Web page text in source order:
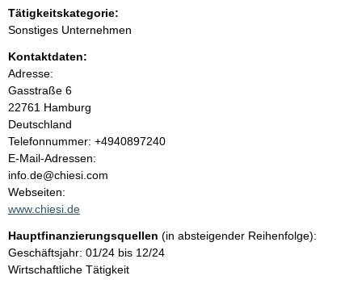
n
i
n
h
a
l
t
Tätigkeitskategorie:
Sonstiges Unternehmen
Kontaktdaten:
Adresse:
Gasstraße 6
22761 Hamburg
Deutschland
K
o
n
t
a
t
i
n
Telefonnummer: +4940897240
E-Mail-Adressen:
info.de@chiesi.com
Webseiten:
www.chiesi.de
Hauptfinanzierungsquellen (in absteigender Reihenfolge):
Geschäftsjahr: 01/24 bis 12/24
Wirtschaftliche Tätigkeit